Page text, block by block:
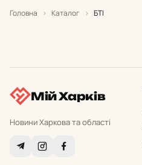
Головна › Каталог › БТІ
Мій Харків
Новини Харкова та області